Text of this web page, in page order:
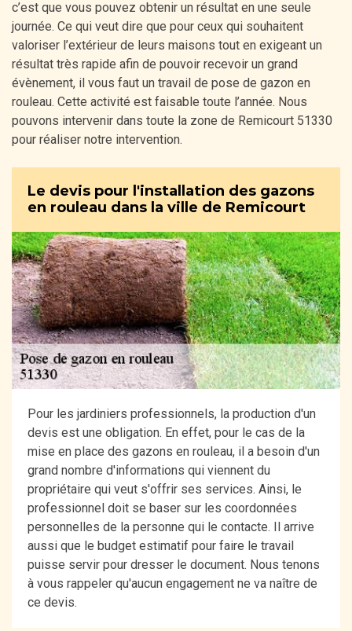
c’est que vous pouvez obtenir un résultat en une seule
journée. Ce qui veut dire que pour ceux qui souhaitent
valoriser l’extérieur de leurs maisons tout en exigeant un
résultat très rapide afin de pouvoir recevoir un grand
évènement, il vous faut un travail de pose de gazon en
rouleau. Cette activité est faisable toute l’année. Nous
pouvons intervenir dans toute la zone de Remicourt 51330
pour réaliser notre intervention.
Le devis pour l'installation des gazons
en rouleau dans la ville de Remicourt
Pour les jardiniers professionnels, la production d'un
devis est une obligation. En effet, pour le cas de la
mise en place des gazons en rouleau, il a besoin d'un
grand nombre d'informations qui viennent du
propriétaire qui veut s'offrir ses services. Ainsi, le
professionnel doit se baser sur les coordonnées
personnelles de la personne qui le contacte. Il arrive
aussi que le budget estimatif pour faire le travail
puisse servir pour dresser le document. Nous tenons
à vous rappeler qu'aucun engagement ne va naître de
ce devis.